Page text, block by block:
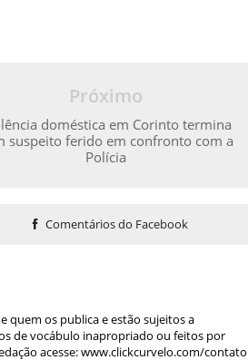
Próximo
doméstica em Corinto termina
suspeito ferido em confronto com a
Polícia
Comentários do Facebook
quem os publica e estão sujeitos a
de vocábulo inapropriado ou feitos por
acesse: www.clickcurvelo.com/contato